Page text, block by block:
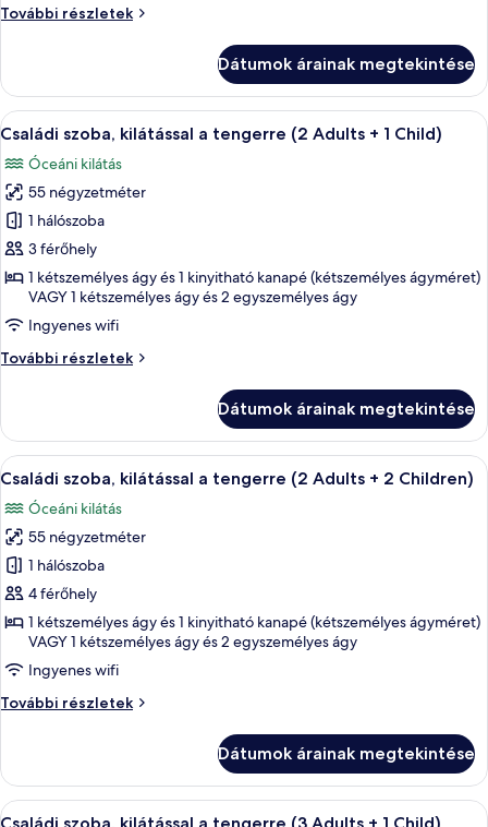
parkra
Adults)
További részletek
Családi
parkra
(4
Adults)
részletei
Dátumok árainak megtekintése
A
következő
szoba
összes
képének
megtekintése:
Családi
szoba,
kilátással
a
tengerre
Adults
+
1
Child)
Egy erkély, melyen két kék
5
Családi szoba, kilátással a tengerre (2 Adults + 1 Child)
Óceáni kilátás
55 négyzetméter
1 hálószoba
3 férőhely
1 kétszemélyes ágy és 1 kinyitható kanapé (kétszemélyes ágyméret)
VAGY 1 kétszemélyes ágy és 2 egyszemélyes ágy
Ingyenes wifi
További részletek
Családi
tengerre
(2
Adults
Child)
további
részletei
Dátumok árainak megtekintése
A
következő
szoba
összes
képének
megtekintése:
Családi
szoba,
kilátással
a
tengerre
Adults
+
2
Egy erkély, melyen két kék
5
Családi szoba, kilátással a tengerre (2 Adults + 2 Children)
Óceáni kilátás
55 négyzetméter
1 hálószoba
4 férőhely
1 kétszemélyes ágy és 1 kinyitható kanapé (kétszemélyes ágyméret)
VAGY 1 kétszemélyes ágy és 2 egyszemélyes ágy
Ingyenes wifi
További részletek
Családi
tengerre
(2
Adults
Dátumok árainak megtekintése
A
Egy erkély, melyen két kék
5